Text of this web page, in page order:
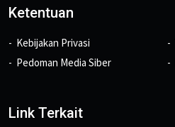
Ketentuan
Kebijakan Privasi
Pedoman Media Siber
Link Terkait